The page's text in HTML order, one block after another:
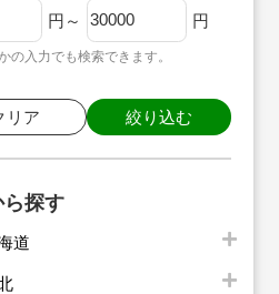
円～ 円
の入力でも検索できます。
リア 絞り込む
探す
道